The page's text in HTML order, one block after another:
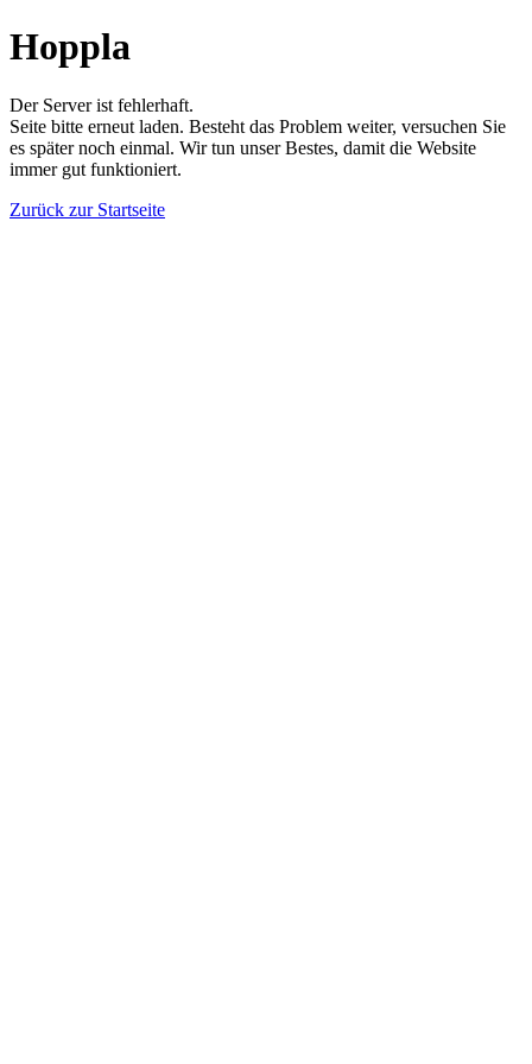
Hoppla
Der Server ist fehlerhaft.
Seite bitte erneut laden. Besteht das Problem weiter, versuchen Sie
es später noch einmal. Wir tun unser Bestes, damit die Website
immer gut funktioniert.
Zurück zur Startseite